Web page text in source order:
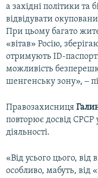
а західні політики та
відвідувати
При цьому багато
«вітав» Росію,
отримують ID-
можливість
шенгенську зону», ‒
Правозахисниця
повторює досвід СРСР
діяльності.
«Від усього цього, від
особливо, мабуть, від